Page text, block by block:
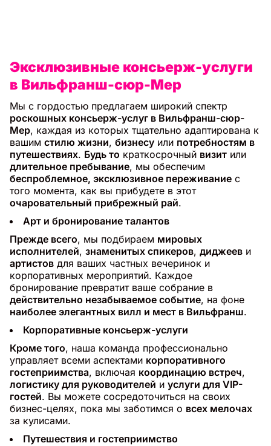
Эксклюзивные консьерж-услуги
в Вильфранш-сюр-Мер
Мы с гордостью предлагаем широкий спектр
роскошных консьерж-услуг в Вильфранш-сюр-
Мер, каждая из которых тщательно адаптирована к
вашим стилю жизни, бизнесу или потребностям в
путешествиях. Будь то краткосрочный визит или
длительное пребывание, мы обеспечим
беспроблемное, эксклюзивное переживание с
того момента, как вы прибудете в этот
очаровательный прибрежный рай.
Арт и бронирование талантов
Прежде всего, мы подбираем мировых
исполнителей, знаменитых спикеров, диджеев и
артистов для ваших частных вечеринок и
корпоративных мероприятий. Каждое
бронирование превратит ваше собрание в
действительно незабываемое событие, на фоне
наиболее элегантных вилл и мест в Вильфранш.
Корпоративные консьерж-услуги
Кроме того, наша команда профессионально
управляет всеми аспектами корпоративного
гостеприимства, включая координацию встреч,
логистику для руководителей и услуги для VIP-
гостей. Вы можете сосредоточиться на своих
бизнес-целях, пока мы заботимся о всех мелочах
за кулисами.
Путешествия и гостеприимство